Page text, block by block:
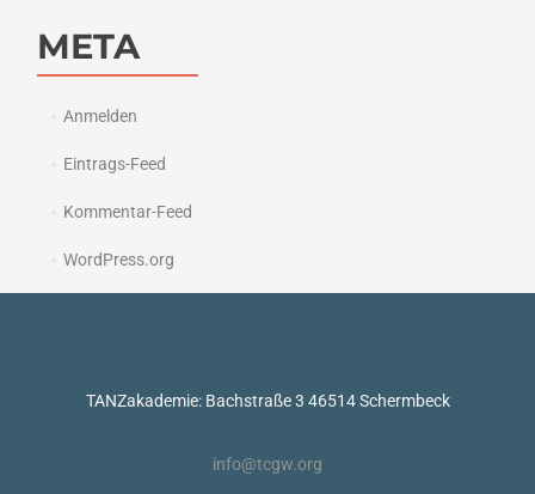
META
Anmelden
Eintrags-Feed
Kommentar-Feed
WordPress.org
TANZakademie: Bachstraße 3 46514 Schermbeck
info@tcgw.org